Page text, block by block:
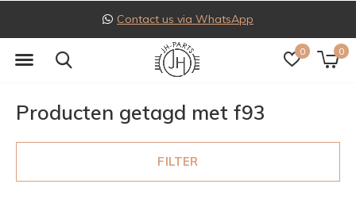
0 0
Contact us via WhatsApp
Producten getagd met f93
FILTER